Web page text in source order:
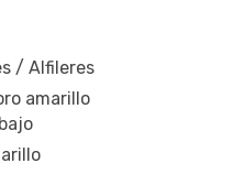
/ Alfileres
amarillo